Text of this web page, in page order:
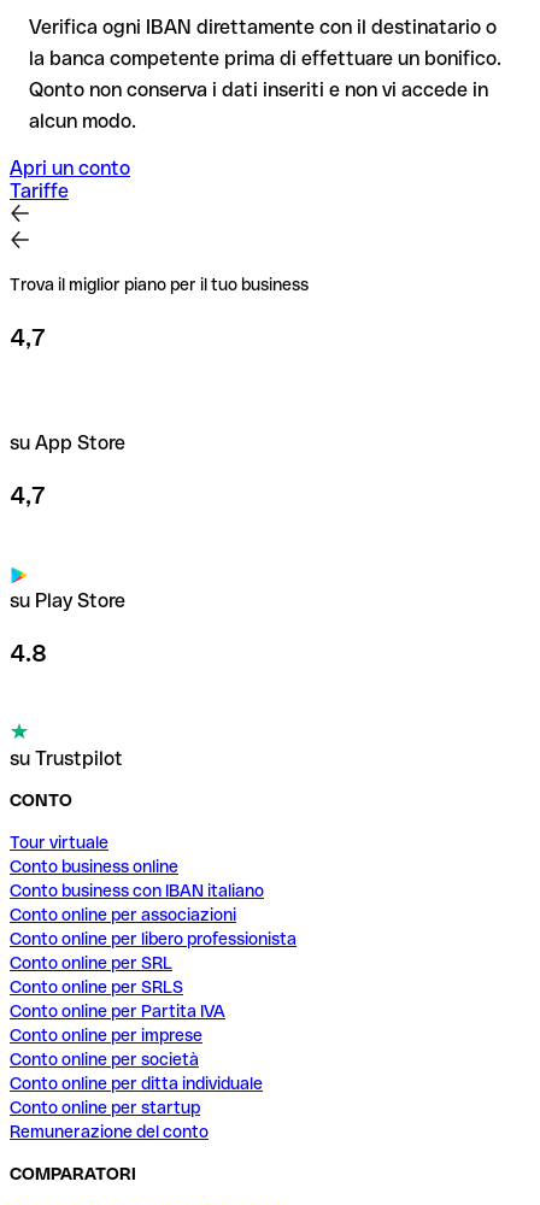
Consiglio: verifica ogni IBAN prima di un bonifico con il nostro
per importi elevati o nuovi rapporti commerciali.
Verifica ogni IBAN direttamente con il destinatario o
la banca competente prima di effettuare un bonifico.
Qonto non conserva i dati inseriti e non vi accede in
alcun modo.
Apri un conto
Tariffe
Trova il miglior piano per il tuo business
4,7
su App Store
4,7
su Play Store
4.8
su Trustpilot
CONTO
Tour virtuale
Conto business online
Conto business con IBAN italiano
Conto online per associazioni
Conto online per libero professionista
Conto online per SRL
Conto online per SRLS
Conto online per Partita IVA
Conto online per imprese
Conto online per società
Conto online per ditta individuale
Conto online per startup
Remunerazione del conto
COMPARATORI